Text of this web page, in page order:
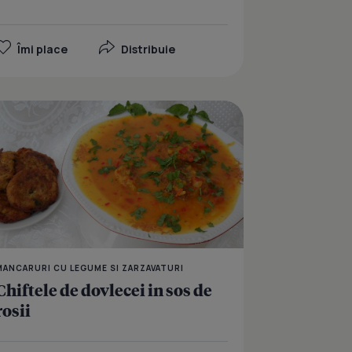
Îmi place Distribuie
si paste cu avocado Ostropel de pui
CU LEGUME SI ZARZAVATURI
de dovlecei in sos de